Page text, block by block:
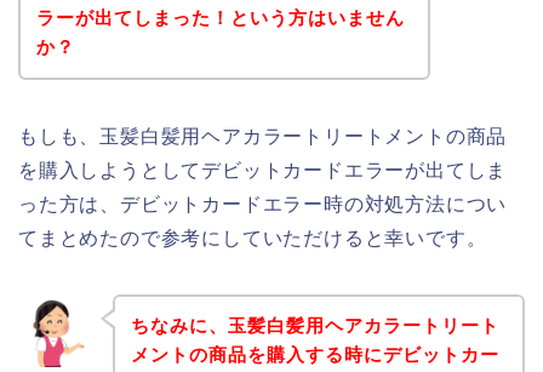
ラーが出てしまった！という方はいません
か？
もしも、玉髪白髪用ヘアカラートリートメントの商品
を購入しようとしてデビットカードエラーが出てしま
った方は、デビットカードエラー時の対処方法につい
てまとめたので参考にしていただけると幸いです。
ちなみに、玉髪白髪用ヘアカラートリート
メントの商品を購入する時にデビットカー